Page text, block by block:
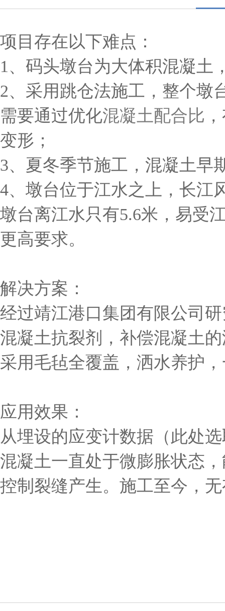
项目存在以下难点：
1、码头墩台为大体积混凝土
2、采用跳仓法施工，整个墩
需要通过优化混凝土配合比
变形；
3、夏冬季节施工，混凝土早
4、墩台位于江水之上，长江
墩台离江水只有5.6米，易受
更高要求。
解决方案：
经过靖江港口集团有限公司
混凝土抗裂剂，补偿混凝土
采用毛毡全覆盖，洒水养护
应用效果：
从埋设的应变计数据（此处
混凝土一直处于微膨胀状态
控制裂缝产生。施工至今，